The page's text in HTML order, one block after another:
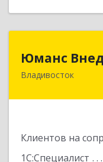
Юманс
Владивосток
Клиентов на
1С:Специалист
Юманс
690014,